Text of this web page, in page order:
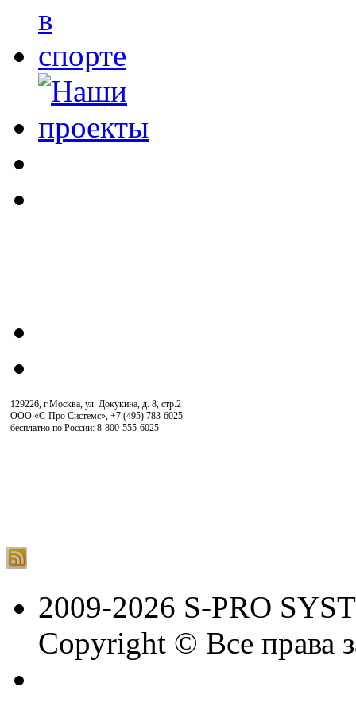
129226, г.Москва, ул. Докукина, д. 8, стр.2
ООО «С-Про Системс» +7 (495) 783-6025
бесплатно по России: 8-800-555-6025
2009-2026 S-PRO
Copyright © Все права